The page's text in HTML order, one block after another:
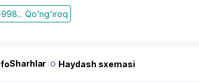
Qo'ng'iroq
Sharhlar 0 Haydash sxemasi